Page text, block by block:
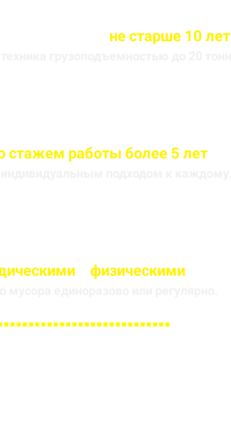
не старше 10 лет
стажем работы более 5 лет
физическими